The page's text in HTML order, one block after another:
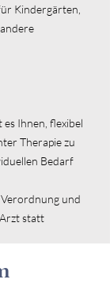
Kindergärten,
es Ihnen, flexibel
Therapie zu
Bedarf
und
statt